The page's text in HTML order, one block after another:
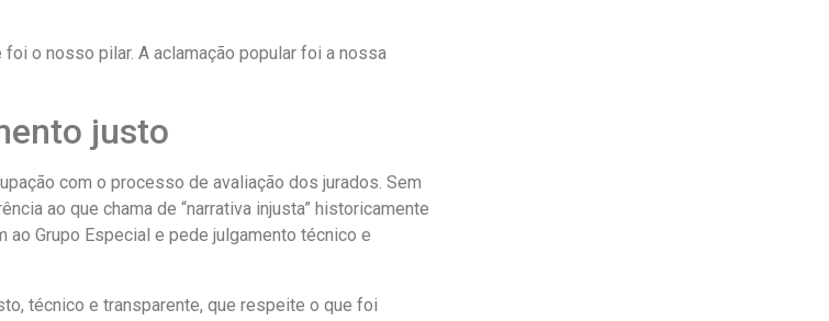
foi o nosso pilar. A aclamação popular foi a nossa
justo
com o processo de avaliação dos jurados. Sem
ao que chama de “narrativa injusta” historicamente
ao Grupo Especial e pede julgamento técnico e
técnico e transparente, que respeite o que foi